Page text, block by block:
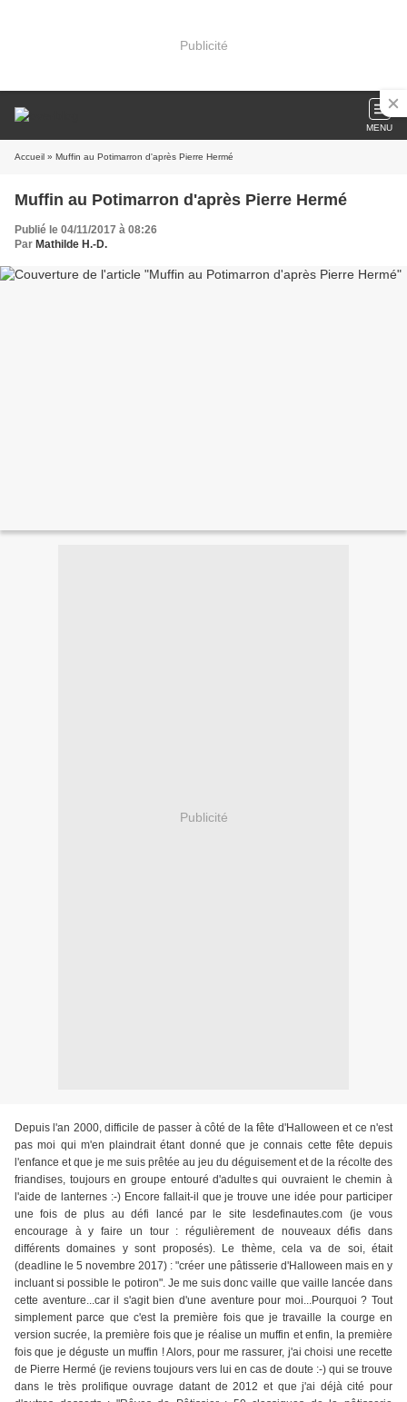
Publicité
MENU
Accueil » Muffin au Potimarron d'après Pierre Hermé
Muffin au Potimarron d'après Pierre Hermé
Publié le 04/11/2017 à 08:26
Par Mathilde H.-D.
Publicité
Depuis l'an 2000, difficile de passer à côté de la fête d'Halloween et ce n'est
pas moi qui m'en plaindrait étant donné que je connais cette fête depuis
l'enfance et que je me suis prêtée au jeu du déguisement et de la récolte des
friandises, toujours en groupe entouré d'adultes qui ouvraient le chemin à
l'aide de lanternes :-) Encore fallait-il que je trouve une idée pour participer
une fois de plus au défi lancé par le site lesdefinautes.com (je vous
encourage à y faire un tour : régulièrement de nouveaux défis dans
différents domaines y sont proposés). Le thème, cela va de soi, était
(deadline le 5 novembre 2017) : "créer une pâtisserie d'Halloween mais en y
incluant si possible le potiron". Je me suis donc vaille que vaille lancée dans
cette aventure...car il s'agit bien d'une aventure pour moi...Pourquoi ? Tout
simplement parce que c'est la première fois que je travaille la courge en
version sucrée, la première fois que je réalise un muffin et enfin, la première
fois que je déguste un muffin ! Alors, pour me rassurer, j'ai choisi une recette
de Pierre Hermé (je reviens toujours vers lui en cas de doute :-) qui se trouve
dans le très prolifique ouvrage datant de 2012 et que j'ai déjà cité pour